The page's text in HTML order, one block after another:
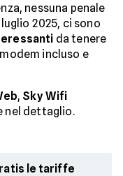
nessuna penale
2025, ci sono
da tenere
incluso e
, Sky Wifi
nel dettaglio.
le tariffe